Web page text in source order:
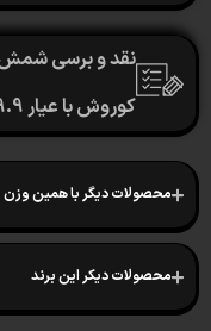
کوروش با عیار 999.9 ضرب شده
دیگر با همین وزن
دیکر این برند